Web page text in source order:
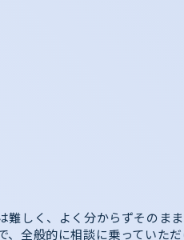
しく、よく分からずそのま
全般的に相談に乗っていた